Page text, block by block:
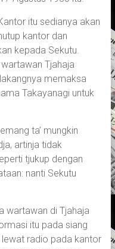
itu sedianya akan
kantor dan
kepada Sekutu.
Tjahaja
memaksa
Takayanagi untuk
ta’ mungkin
artinja tidak
tjukup dengan
nanti Sekutu
wartawan di Tjahaja
itu pada siang
radio pada kantor